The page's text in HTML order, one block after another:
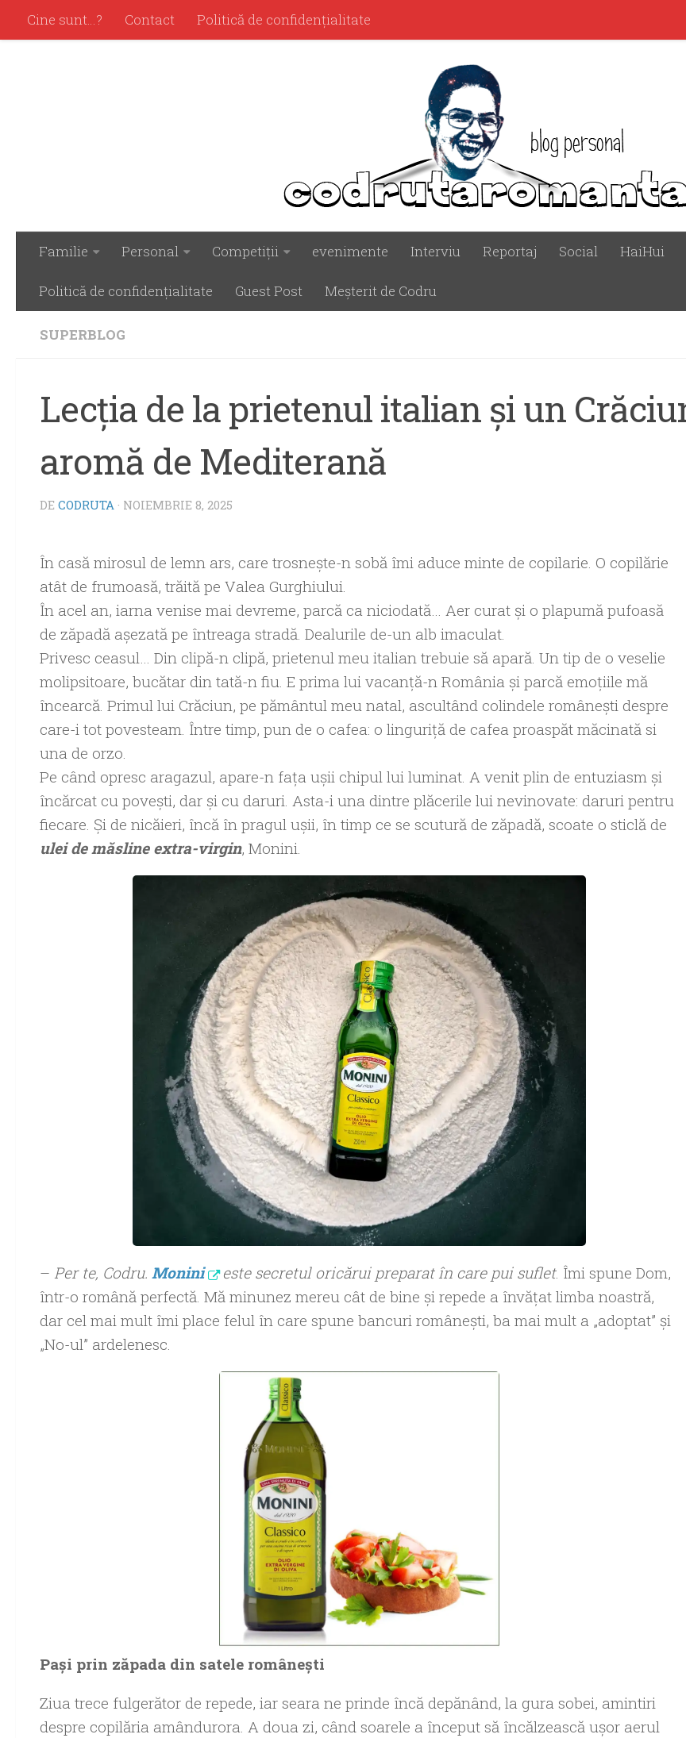
Cine sunt…? Contact Politică de confidenţialitate
Familie Personal Competiţii evenimente Interviu Reportaj Social HaiHui
Politică de confidenţialitate Guest Post Meşterit de Codru
SUPERBLOG
Lecția de la prietenul italian și un
aromă de Mediterană
DE CODRUTA · NOIEMBRIE 8, 2025
În casă mirosul de lemn ars, care trosnește-n sobă îmi aduce minte de copilarie. O copilărie
atât de frumoasă, trăită pe Valea Gurghiului.
În acel an, iarna venise mai devreme, parcă ca niciodată… Aer curat și o plapumă pufoasă
de zăpadă așezată pe întreaga stradă. Dealurile de-un alb imaculat.
Privesc ceasul… Din clipă-n clipă, prietenul meu italian trebuie să apară. Un tip de o veselie
molipsitoare, bucătar din tată-n fiu. E prima lui vacanță-n România și parcă emoțiile mă
încearcă. Primul lui Crăciun, pe pământul meu natal, ascultând colindele românești despre
care-i tot povesteam. Între timp, pun de o cafea: o linguriță de cafea proaspăt măcinată si
una de orzo.
Pe când opresc aragazul, apare-n fața ușii chipul lui luminat. A venit plin de entuziasm și
încărcat cu povești, dar și cu daruri. Asta-i una dintre plăcerile lui nevinovate: daruri pentru
fiecare. Și de nicăieri, încă în pragul ușii, în timp ce se scutură de zăpadă, scoate o sticlă de
ulei de măsline extra-virgin, Monini.
– Per te, Codru. Monini este secretul oricărui preparat în care pui suflet. Îmi spune Dom,
într-o română perfectă. Mă minunez mereu cât de bine și repede a învățat limba noastră,
dar cel mai mult îmi place felul în care spune bancuri românești, ba mai mult a „adoptat” și
„No-ul” ardelenesc.
Pași prin zăpada din satele românești
Ziua trece fulgerător de repede, iar seara ne prinde încă depănând, la gura sobei, amintiri
despre copilăria amândurora. A doua zi, când soarele a început să încălzească ușor aerul